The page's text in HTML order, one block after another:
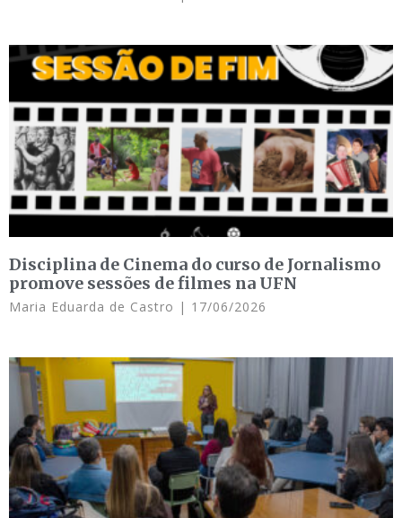
Disciplina de Cinema do curso de Jornalismo
promove sessões de filmes na UFN
Maria Eduarda de Castro 17/06/2026